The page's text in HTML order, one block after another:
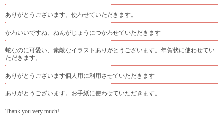
ありがとうございます。使わせていただきます。
かわいいですね、ねんがじょうにつかわせていただきます
蛇なのに可愛い、素敵なイラストありがとうございます。年賀状に使わせてい
ただきます。
ありがとうございます個人用に利用させていただきます
ありがとうございます。お手紙に使わせていただきます。
Thank you very much!